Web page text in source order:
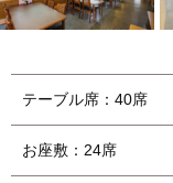
テーブル席：40席
お座敷：24席